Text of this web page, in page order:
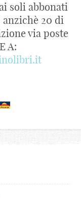
soli abbonati
anzichè 20 di
via poste
A: